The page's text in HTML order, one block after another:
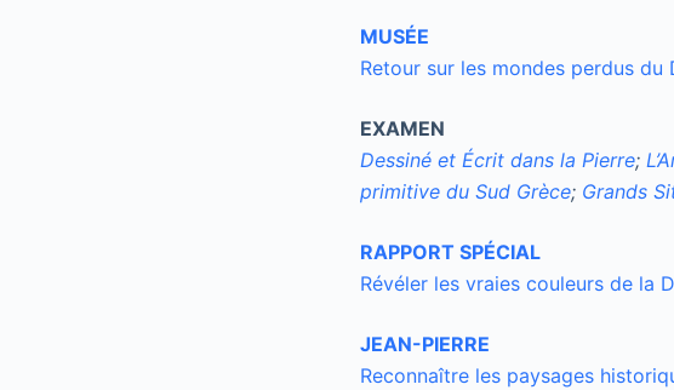
MUSÉE
Retour sur les mondes perdus
EXAMEN
Dessiné et Écrit dans la Pierre;
primitive du Sud Grèce; Grands
RAPPORT SPÉCIAL
Révéler les vraies couleurs de la
JEAN-PIERRE
Reconnaître les paysages